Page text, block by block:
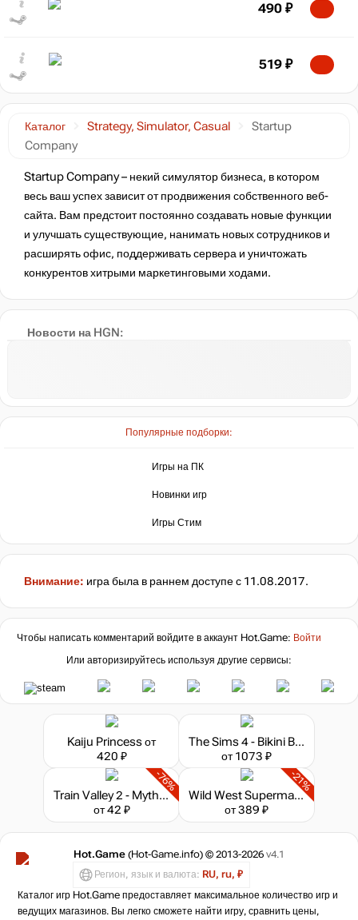
Новости на HGN:
Популярные подборки:
Игры на ПК
Новинки игр
Игры Стим
Каталог Strategy, Simulator, Casual
Startup
Company
Startup Company – некий симулятор бизнеса, в котором
весь ваш успех зависит от продвижения собственного веб-
сайта. Вам предстоит постоянно создавать новые функции
и улучшать существующие, нанимать новых сотрудников и
расширять офис, поддерживать сервера и уничтожать
конкурентов хитрыми маркетинговыми ходами.
490 ₽
519 ₽
Внимание: игра была в раннем доступе с 11.08.2017.
Чтобы написать комментарий войдите в аккаунт Hot.Game: Войти
Или авторизируйтесь используя другие сервисы:
Kaiju Princessот
420 ₽
The Sims 4 - Bikini Bottom Bundle
от 1073 ₽
-76%
Train Valley 2 - Myths and Rails
от 42 ₽
-21%
Wild West Supermarket Simulator
от 389 ₽
Hot.Game (Hot-Game.info) © 2013-2026 v4.1
Регион, язык и валюта: RU, ru, ₽
Каталог игр Hot.Game предоставляет максимальное количество игр и
ведущих магазинов. Вы легко сможете найти игру, сравнить цены,